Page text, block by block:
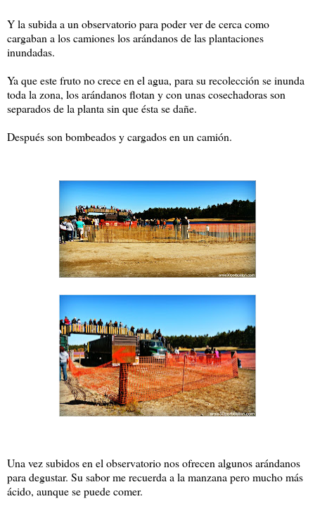
Y la subida a un observatorio para poder ver de cerca como
cargaban a los camiones los arándanos de las plantaciones
inundadas.
Ya que este fruto no crece en el agua, para su recolección se inunda
toda la zona, los arándanos flotan y con unas cosechadoras son
separados de la planta sin que ésta se dañe.
Después son bombeados y cargados en un camión.
Una vez subidos en el observatorio nos ofrecen algunos arándanos
para degustar. Su sabor me recuerda a la manzana pero mucho más
ácido, aunque se puede comer.